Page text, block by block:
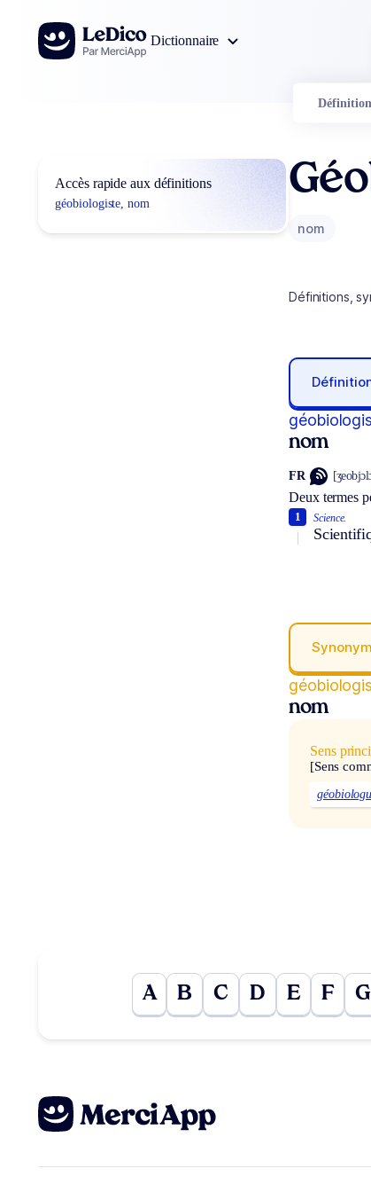
Aller au contenu
Dictionnaire
Accès rapide aux définitions
géobiologiste, nom
nom
Définitions,
nom
FR
Deux termes
Science.
1
nom
Sens
[Sens
A B C D E F G